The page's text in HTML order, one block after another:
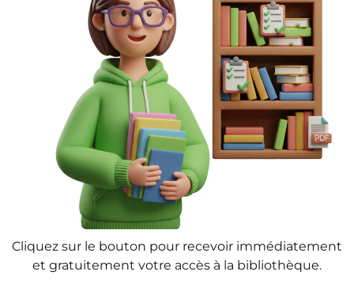
Cliquez sur le bouton pour recevoir immédiatement
et gratuitement votre accès à la bibliothèque.